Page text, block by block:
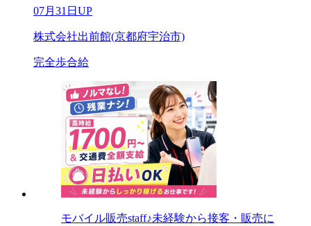
07月31日UP
株式会社出前館(京都府宇治市)
完全歩合給
モバイル販売staff♪未経験から接客・販売に